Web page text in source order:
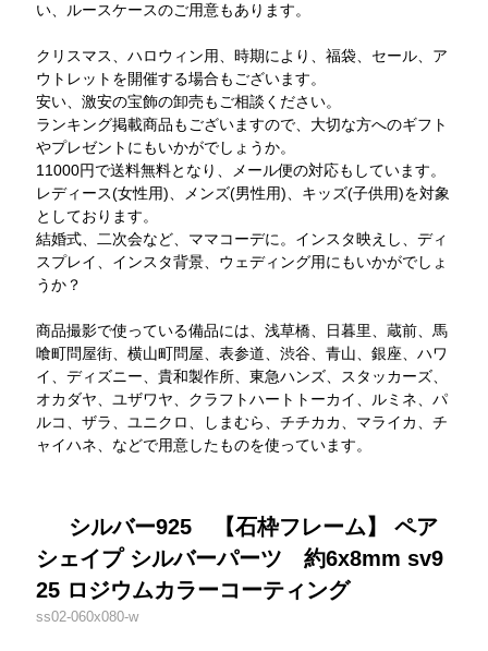
い、ルースケースのご用意もあります。
クリスマス、ハロウィン用、時期により、福袋、セール、ア
ウトレットを開催する場合もございます。
安い、激安の宝飾の卸売もご相談ください。
ランキング掲載商品もございますので、大切な方へのギフト
やプレゼントにもいかがでしょうか。
11000円で送料無料となり、メール便の対応もしています。
レディース(女性用)、メンズ(男性用)、キッズ(子供用)を対象
としております。
結婚式、二次会など、ママコーデに。インスタ映えし、ディ
スプレイ、インスタ背景、ウェディング用にもいかがでしょ
うか？
商品撮影で使っている備品には、浅草橋、日暮里、蔵前、馬
喰町問屋街、横山町問屋、表参道、渋谷、青山、銀座、ハワ
イ、ディズニー、貴和製作所、東急ハンズ、スタッカーズ、
オカダヤ、ユザワヤ、クラフトハートトーカイ、ルミネ、パ
ルコ、ザラ、ユニクロ、しまむら、チチカカ、マライカ、チ
ャイハネ、などで用意したものを使っています。
シルバー925 【石枠フレーム】 ペア
シェイプ シルバーパーツ 約6x8mm sv9
25 ロジウムカラーコーティング
ss02-060x080-w